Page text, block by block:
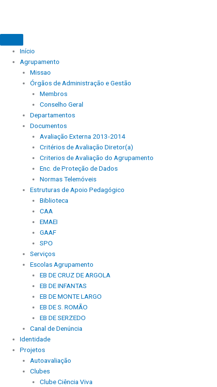
Início
Agrupamento
Missao
Órgãos de Administração e Gestão
Membros
Conselho Geral
Departamentos
Documentos
Avaliação Externa 2013-2014
Critérios de Avaliação Diretor(a)
Criterios de Avaliação do Agrupamento
Enc. de Proteção de Dados
Normas Telemóveis
Estruturas de Apoio Pedagógico
Biblioteca
CAA
EMAEI
GAAF
SPO
Serviços
Escolas Agrupamento
EB DE CRUZ DE ARGOLA
EB DE INFANTAS
EB DE MONTE LARGO
EB DE S. ROMÃO
EB DE SERZEDO
Canal de Denúncia
Identidade
Projetos
Autoavaliação
Clubes
Clube Ciência Viva